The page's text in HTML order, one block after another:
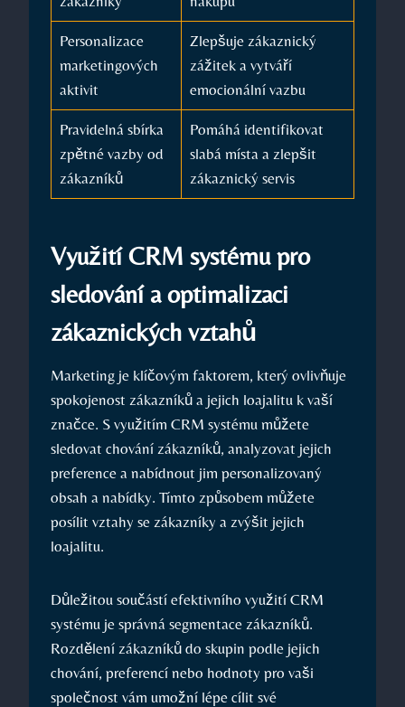
Personalizace
marketingových
aktivit
Zlepšuje zákaznický
zážitek a vytváří
emocionální vazbu
Pravidelná sbírka
zpětné vazby od
zákazníků
Pomáhá identifikovat
slabá místa a zlepšit
zákaznický servis
Využití CRM systému pro
sledování a optimalizaci
zákaznických vztahů
Marketing je klíčovým faktorem, který ovlivňuje
spokojenost zákazníků a jejich loajalitu k vaší
značce. S využitím CRM systému můžete
sledovat chování zákazníků, analyzovat jejich
preference a nabídnout jim personalizovaný
obsah a nabídky. Tímto způsobem můžete
posílit vztahy se zákazníky a zvýšit jejich
loajalitu.
Důležitou součástí efektivního využití CRM
systému je správná segmentace zákazníků.
Rozdělení zákazníků do skupin podle jejich
chování, preferencí nebo hodnoty pro vaši
společnost vám umožní lépe cílit své